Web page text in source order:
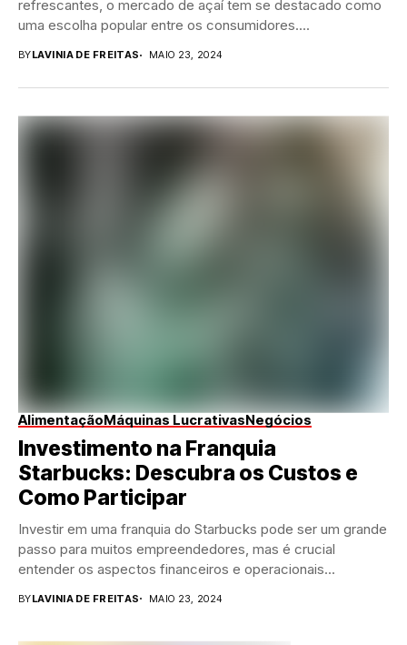
refrescantes, o mercado de açaí tem se destacado como
uma escolha popular entre os consumidores....
BYLAVINIA DE FREITAS MAIO 23, 2024
AlimentaçãoMáquinas LucrativasNegócios
Investimento na Franquia
Starbucks: Descubra os Custos e
Como Participar
Investir em uma franquia do Starbucks pode ser um grande
passo para muitos empreendedores, mas é crucial
entender os aspectos financeiros e operacionais...
BYLAVINIA DE FREITAS MAIO 23, 2024